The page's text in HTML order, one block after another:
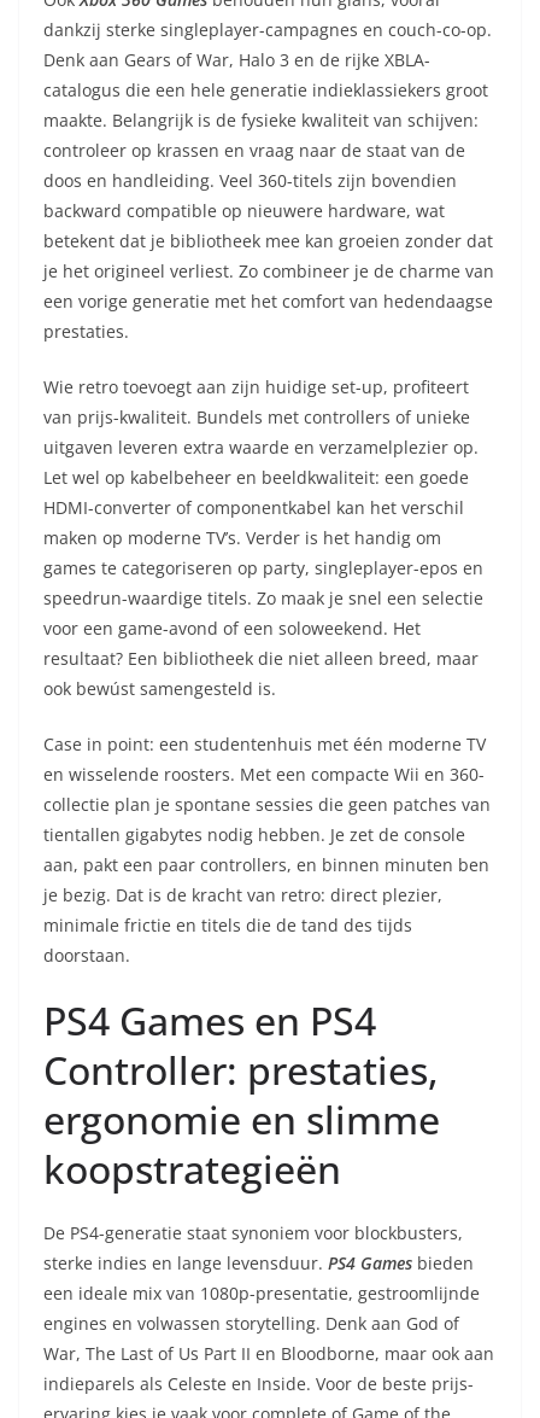
dankzij sterke singleplayer-campagnes en couch-co-op.
Denk aan Gears of War, Halo 3 en de rijke XBLA-
catalogus die een hele generatie indieklassiekers groot
maakte. Belangrijk is de fysieke kwaliteit van schijven:
controleer op krassen en vraag naar de staat van de
doos en handleiding. Veel 360-titels zijn bovendien
backward compatible op nieuwere hardware, wat
betekent dat je bibliotheek mee kan groeien zonder dat
je het origineel verliest. Zo combineer je de charme van
een vorige generatie met het comfort van hedendaagse
prestaties.
Wie retro toevoegt aan zijn huidige set-up, profiteert
van prijs-kwaliteit. Bundels met controllers of unieke
uitgaven leveren extra waarde en verzamelplezier op.
Let wel op kabelbeheer en beeldkwaliteit: een goede
HDMI-converter of componentkabel kan het verschil
maken op moderne TV’s. Verder is het handig om
games te categoriseren op party, singleplayer-epos en
speedrun-waardige titels. Zo maak je snel een selectie
voor een game-avond of een soloweekend. Het
resultaat? Een bibliotheek die niet alleen breed, maar
ook bewúst samengesteld is.
Case in point: een studentenhuis met één moderne TV
en wisselende roosters. Met een compacte Wii en 360-
collectie plan je spontane sessies die geen patches van
tientallen gigabytes nodig hebben. Je zet de console
aan, pakt een paar controllers, en binnen minuten ben
je bezig. Dat is de kracht van retro: direct plezier,
minimale frictie en titels die de tand des tijds
doorstaan.
PS4 Games en PS4
Controller: prestaties,
ergonomie en slimme
koopstrategieën
De PS4-generatie staat synoniem voor blockbusters,
sterke indies en lange levensduur. PS4 Games bieden
een ideale mix van 1080p-presentatie, gestroomlijnde
engines en volwassen storytelling. Denk aan God of
War, The Last of Us Part II en Bloodborne, maar ook aan
indieparels als Celeste en Inside. Voor de beste prijs-